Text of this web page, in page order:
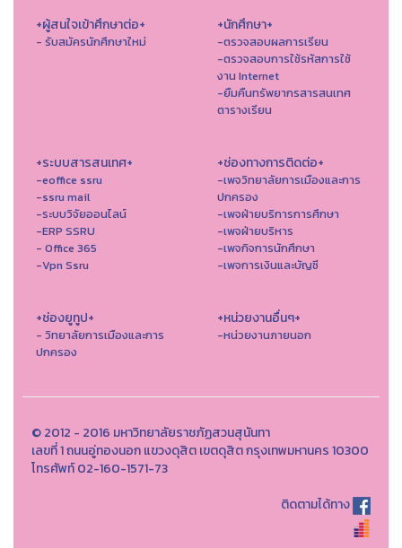
+ผู้สนใจเข้าศึกษาต่อ+
- รับสมัครนักศึกษาใหม่
+นักศึกษา+
-ตรวจสอบผลการเรียน
-ตรวจสอบการใช้รหัสการใช้
งาน Internet
-ยืมคืนทรัพยากรสารสนเทศ
ตารางเรียน
+ระบบสารสนเทศ+
-eoffice ssru
-ssru mail
-ระบบวิจัยออนไลน์
-ERP SSRU
- Office 365
-Vpn Ssru
+ช่องทางการติดต่อ+
-เพจวิทยาลัยการเมืองและการ
ปกครอง
-เพจฝ่ายบริการการศึกษา
-เพจฝ่ายบริหาร
-เพจกิจการนักศึกษา
-เพจการเงินและบัญชี
+ช่องยูทูป+
- วิทยาลัยการเมืองและการ
ปกครอง
+หน่วยงานอื่นๆ+
-หน่วยงานภายนอก
© 2012 - 2016 มหาวิทยาลัยราชภัฏสวนสุนันทา
เลขที่ 1 ถนนอู่ทองนอก แขวงดุสิต เขตดุสิต กรุงเทพมหานคร 10300
โทรศัพท์ 02-160-1571-73
ติดตามได้ทาง